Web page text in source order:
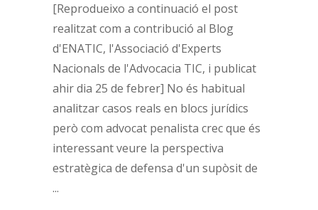
[Reprodueixo a continuació el post
realitzat com a contribució al Blog
d'ENATIC, l'Associació d'Experts
Nacionals de l'Advocacia TIC, i publicat
ahir dia 25 de febrer] No és habitual
analitzar casos reals en blocs jurídics
però com advocat penalista crec que és
interessant veure la perspectiva
estratègica de defensa d'un supòsit de